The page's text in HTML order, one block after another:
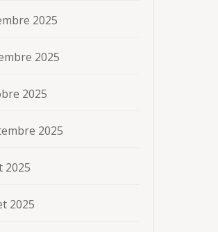
2025
2025
2025
2025
2025
2025